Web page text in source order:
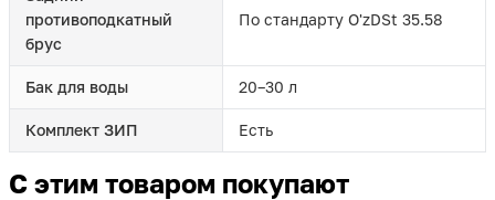
противоподкатный
брус
По стандарту O'zDSt 35.58
Бак для воды 20–30 л
Комплект ЗИП Есть
С этим товаром покупают